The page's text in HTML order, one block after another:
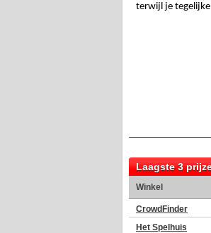
terwijl je
Laagste 3
Winkel
CrowdFinder
Het Spelhuis